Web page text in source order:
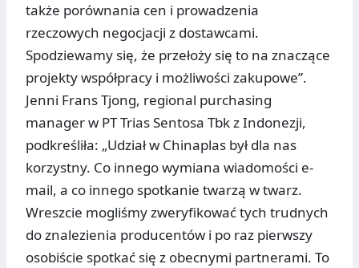
także porównania cen i prowadzenia
rzeczowych negocjacji z dostawcami.
Spodziewamy się, że przełoży się to na znaczące
projekty współpracy i możliwości zakupowe”.
Jenni Frans Tjong, regional purchasing
manager w PT Trias Sentosa Tbk z Indonezji,
podkreśliła: „Udział w Chinaplas był dla nas
korzystny. Co innego wymiana wiadomości e-
mail, a co innego spotkanie twarzą w twarz.
Wreszcie mogliśmy zweryfikować tych trudnych
do znalezienia producentów i po raz pierwszy
osobiście spotkać się z obecnymi partnerami. To